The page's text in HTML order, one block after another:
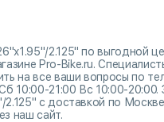
2.125" по выгодной
Pro-Bike.ru.
на все ваши вопросы по
10:00-21:00 Вс 10:00-20:00.
2.125" с доставкой по
наш сайт.